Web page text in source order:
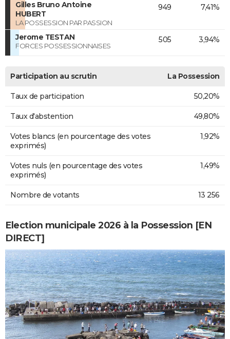
Gilles Bruno Antoine
HUBERT
LA POSSESSION PAR PASSION
949 7,41%
Jerome TESTAN
FORCES POSSESSIONNAISES
505 3,94%
Participation au scrutin La Possession
Taux de participation 50,20%
Taux d'abstention 49,80%
Votes blancs (en pourcentage des votes
exprimés)
1,92%
Votes nuls (en pourcentage des votes
exprimés)
1,49%
Nombre de votants 13 256
Election municipale 2026 à la Possession [EN
DIRECT]